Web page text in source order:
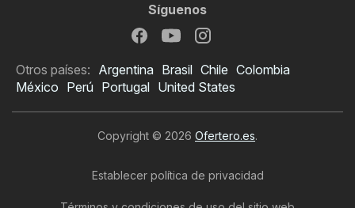
Síguenos
Otros países: Argentina Brasil Chile Colombia
México Perú Portugal United States
Copyright © 2026 Ofertero.es.
Establecer política de privacidad